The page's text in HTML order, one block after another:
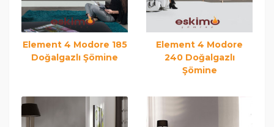
Element 4 Modore 185
Doğalgazlı Şömine
Element 4 Modore
240 Doğalgazlı
Şömine